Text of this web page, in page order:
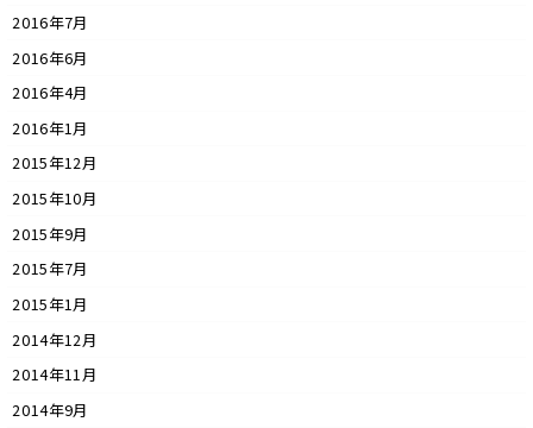
2016年7月
2016年6月
2016年4月
2016年1月
2015年12月
2015年10月
2015年9月
2015年7月
2015年1月
2014年12月
2014年11月
2014年9月